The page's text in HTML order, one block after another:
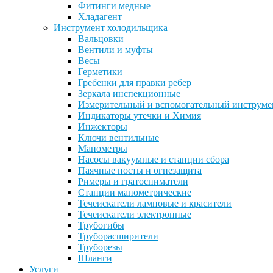
Фитинги медные
Хладагент
Инструмент холодильщика
Вальцовки
Вентили и муфты
Весы
Герметики
Гребенки для правки ребер
Зеркала инспекционные
Измерительный и вспомогательный
Индикаторы утечки и Химия
Инжекторы
Ключи вентильные
Манометры
Насосы вакуумные и станции сбора
Паячные посты и огнезащита
Римеры и гратосниматели
Станции манометрические
Течеискатели ламповые и красители
Течеискатели электронные
Трубогибы
Труборасширители
Труборезы
Шланги
Услуги